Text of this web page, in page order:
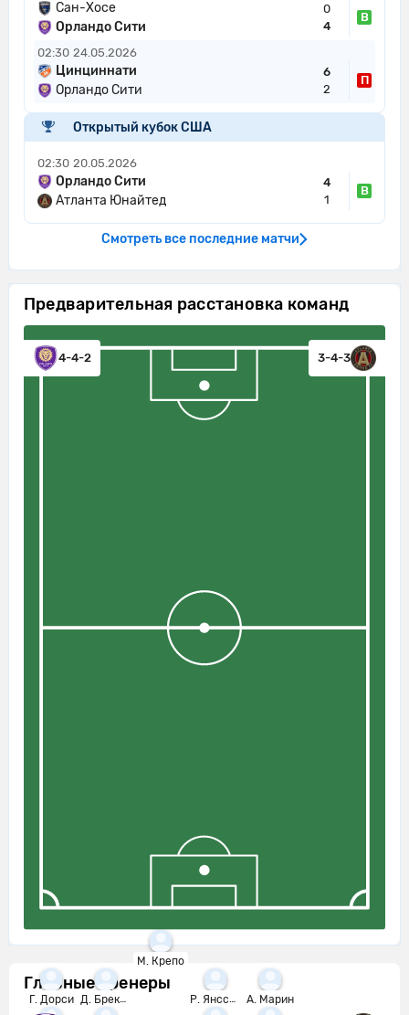
Сан-Хосе
Орландо Сити
0
4
В
02:30 24.05.2026
Цинциннати
Орландо Сити
6
2
П
Открытый кубок США
02:30 20.05.2026
Орландо Сити
Атланта Юнайтед
4
1
В
Смотреть все последние матчи
Предварительная расстановка команд
4-4-2 3-4-3
М. Крепо
Г. Дорси Д. Брекало Р. Янссон А. Марин
Главные тренеры